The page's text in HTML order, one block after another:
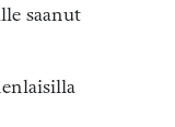
saanut